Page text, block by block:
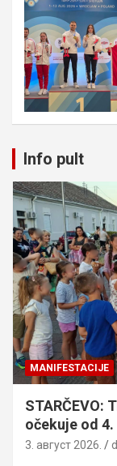
Info pult
MANIFESTACIJE
STARČEVO:
očekuje od
3. август 2026.